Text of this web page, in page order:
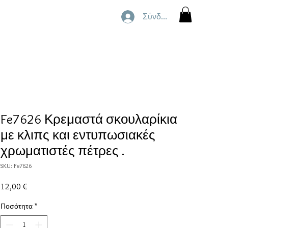
Σύνδεση
Fe7626 Κρεμαστά σκουλαρίκια
με κλιπς και εντυπωσιακές
χρωματιστές πέτρες .
SKU: Fe7626
12,00 €
Ποσότητα *